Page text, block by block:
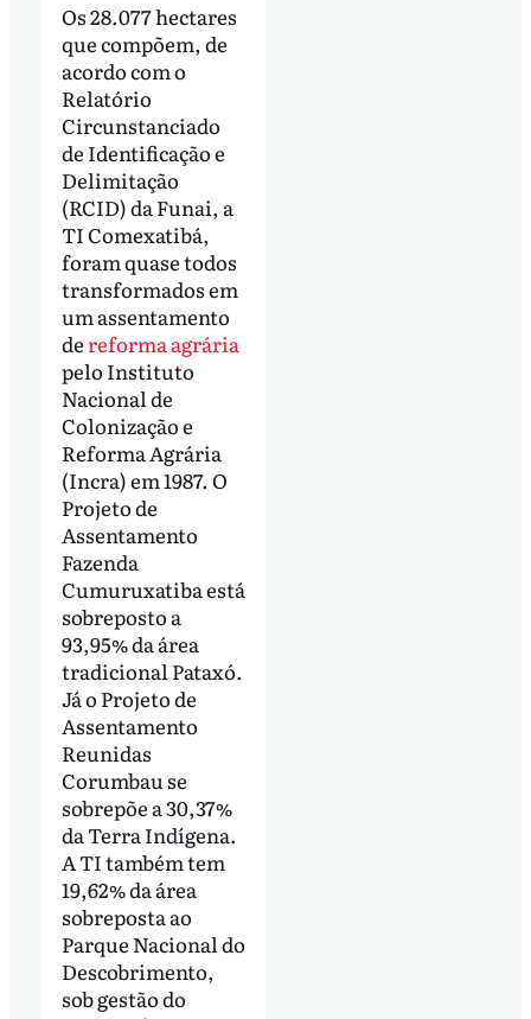
Os 28.077 hectares
que compõem, de
acordo com o
Relatório
Circunstanciado
de Identificação e
Delimitação
(RCID) da Funai, a
TI Comexatibá,
foram quase todos
transformados em
um assentamento
de reforma agrária
pelo Instituto
Nacional de
Colonização e
Reforma Agrária
(Incra) em 1987. O
Projeto de
Assentamento
Fazenda
Cumuruxatiba está
sobreposto a
93,95% da área
tradicional Pataxó.
Já o Projeto de
Assentamento
Reunidas
Corumbau se
sobrepõe a 30,37%
da Terra Indígena.
A TI também tem
19,62% da área
sobreposta ao
Parque Nacional do
Descobrimento,
sob gestão do